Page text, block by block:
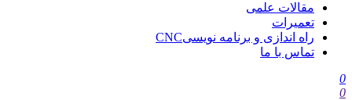
مقالات علمی
تعمیرات
راه اندازی و برنامه نویسیCNC
تماس با ما
0
0